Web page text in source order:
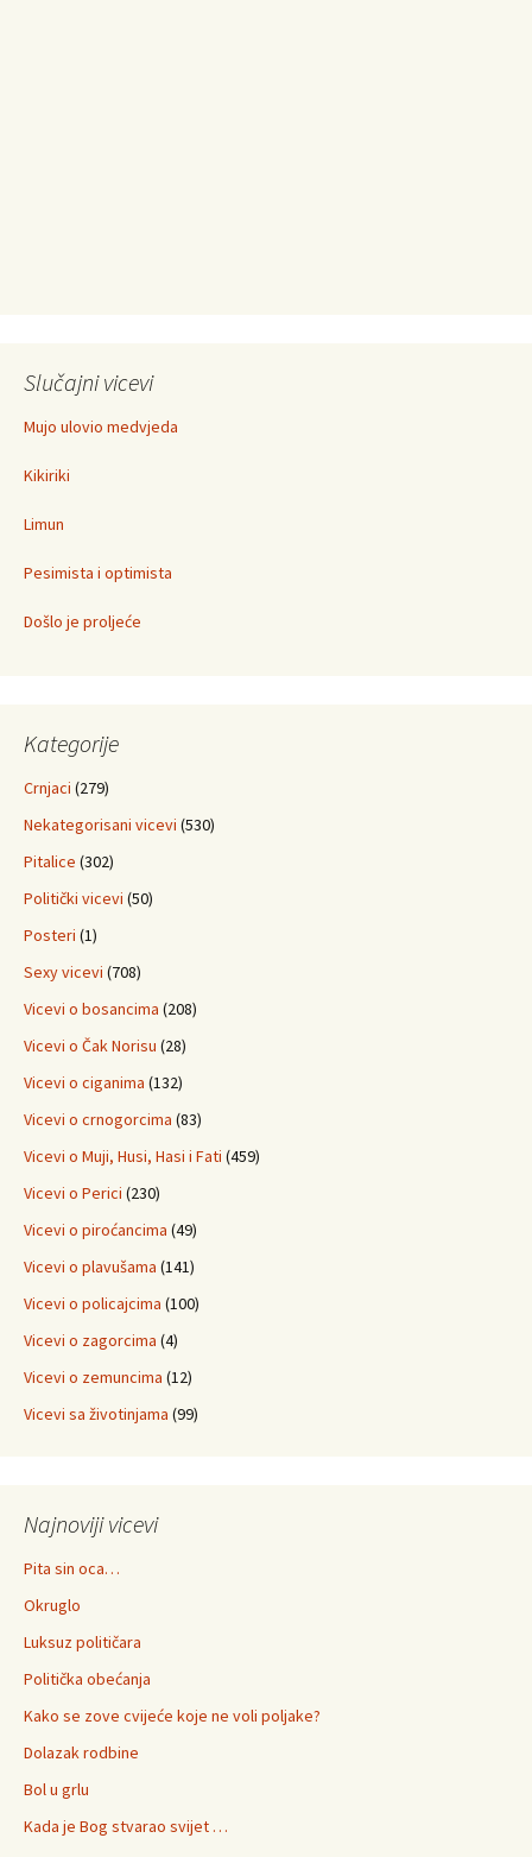
Slučajni vicevi
Mujo ulovio medvjeda
Kikiriki
Limun
Pesimista i optimista
Došlo je proljeće
Kategorije
Crnjaci (279)
Nekategorisani vicevi (530)
Pitalice (302)
Politički vicevi (50)
Posteri (1)
Sexy vicevi (708)
Vicevi o bosancima (208)
Vicevi o Čak Norisu (28)
Vicevi o ciganima (132)
Vicevi o crnogorcima (83)
Vicevi o Muji, Husi, Hasi i Fati (459)
Vicevi o Perici (230)
Vicevi o piroćancima (49)
Vicevi o plavušama (141)
Vicevi o policajcima (100)
Vicevi o zagorcima (4)
Vicevi o zemuncima (12)
Vicevi sa životinjama (99)
Najnoviji vicevi
Pita sin oca…
Okruglo
Luksuz političara
Politička obećanja
Kako se zove cvijeće koje ne voli poljake?
Dolazak rodbine
Bol u grlu
Kada je Bog stvarao svijet …